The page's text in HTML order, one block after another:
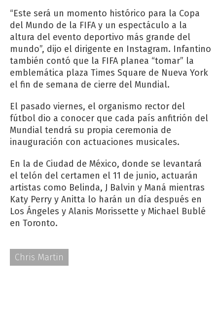
“Este será un momento histórico para la Copa
del Mundo de la FIFA y un espectáculo a la
altura del evento deportivo más grande del
mundo”, dijo el dirigente en Instagram. Infantino
también contó que la FIFA planea “tomar” la
emblemática plaza Times Square de Nueva York
el fin de semana de cierre del Mundial.
El pasado viernes, el organismo rector del
fútbol dio a conocer que cada país anfitrión del
Mundial tendrá su propia ceremonia de
inauguración con actuaciones musicales.
En la de Ciudad de México, donde se levantará
el telón del certamen el 11 de junio, actuarán
artistas como Belinda, J Balvin y Maná mientras
Katy Perry y Anitta lo harán un día después en
Los Ángeles y Alanis Morissette y Michael Bublé
en Toronto.
Chris Martin